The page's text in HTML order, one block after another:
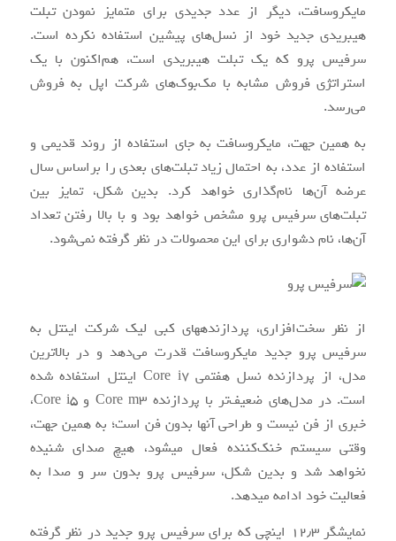
مایکروسافت، دیگر از عدد جدیدی برای متمایز نمودن تبلت
هیبریدی جدید خود از نسل‌های پیشین استفاده نکرده است.
سرفیس پرو که یک تبلت هیبریدی است، هم‌اکنون با یک
استراتژی فروش مشابه با مک‌بوک‌های شرکت اپل به فروش
می‌رسد.
به همین جهت، مایکروسافت به جای استفاده از روند قدیمی و
استفاده از عدد، به احتمال زیاد تبلت‌های بعدی را براساس سال
عرضه آن‌ها نام‌گذاری خواهد کرد. بدین شکل، تمایز بین
تبلت‌های سرفیس پرو مشخص خواهد بود و با بالا رفتن تعداد
آن‌ها، نام‌ دشواری برای این محصولات در نظر گرفته نمی‌شود.
از نظر سخت‌افزاری، پردازنده‎های کبی لیک شرکت اینتل به
سرفیس پرو جدید مایکروسافت قدرت‌ می‌دهد و در بالاترین
مدل، از پردازنده نسل هفتمی Core i7 اینتل استفاده شده
است. در مدل‌های ضعیف‌تر با پردازنده Core m3 و Core i5،
خبری از فن نیست و طراحی آن‎ها بدون فن است؛ به همین جهت،
وقتی سیستم خنک‌کننده فعال می‎شود، هیچ صدای شنیده
نخواهد شد و بدین شکل، سرفیس پرو بدون سر و صدا به
فعالیت خود ادامه می‎دهد.
نمایشگر ۱۲٫۳ اینچی که برای سرفیس پرو جدید در نظر گرفته